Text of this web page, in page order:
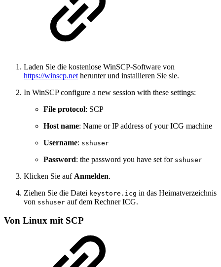
Laden Sie die kostenlose WinSCP-Software von
https://winscp.net herunter und installieren Sie sie.
In WinSCP configure a new session with these settings:
File protocol: SCP
Host name: Name or IP address of your ICG machine
Username: sshuser
Password: the password you have set for sshuser
Klicken Sie auf Anmelden.
Ziehen Sie die Datei keystore.icg in das Heimatverzeichnis
von sshuser auf dem Rechner ICG.
Von Linux mit SCP